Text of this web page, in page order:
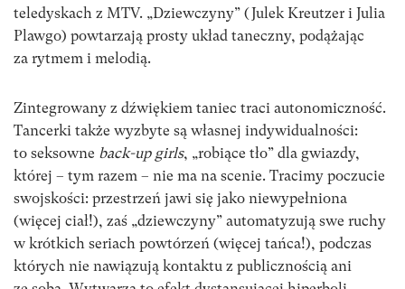
teledyskach z MTV. „Dziewczyny” (Julek Kreutzer i Julia
Plawgo) powtarzają prosty układ taneczny, podążając
za rytmem i melodią.
Zintegrowany z dźwiękiem taniec traci autonomiczność.
Tancerki także wyzbyte są własnej indywidualności:
to seksowne back-up girls, „robiące tło” dla gwiazdy,
której – tym razem – nie ma na scenie. Tracimy poczucie
swojskości: przestrzeń jawi się jako niewypełniona
(więcej ciał!), zaś „dziewczyny” automatyzują swe ruchy
w krótkich seriach powtórzeń (więcej tańca!), podczas
których nie nawiązują kontaktu z publicznością ani